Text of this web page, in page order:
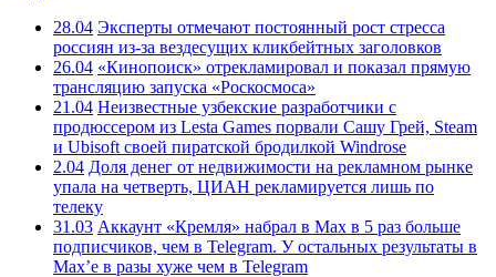
28.04 Эксперты отмечают постоянный рост стресса
россиян из-за вездесущих кликбейтных заголовков
26.04 «Кинопоиск» отрекламировал и показал прямую
трансляцию запуска «Роскосмоса»
21.04 Неизвестные узбекские разработчики с
продюссером из Lesta Games порвали Сашу Грей, Steam
и Ubisoft своей пиратской бродилкой Windrose
2.04 Доля денег от недвижимости на рекламном рынке
упала на четверть, ЦИАН рекламируется лишь по
телеку
31.03 Аккаунт «Кремля» набрал в Max в 5 раз больше
подписчиков, чем в Telegram. У остальных результаты в
Max’е в разы хуже чем в Telegram